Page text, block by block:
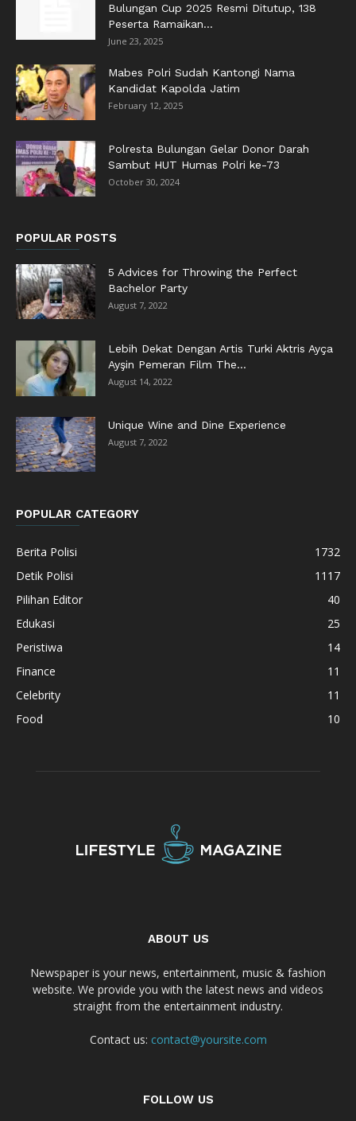
Bulungan Cup 2025 Resmi Ditutup, 138
Peserta Ramaikan...
June 23, 2025
Mabes Polri Sudah Kantongi Nama
Kandidat Kapolda Jatim
February 12, 2025
Polresta Bulungan Gelar Donor Darah
Sambut HUT Humas Polri ke-73
October 30, 2024
POPULAR POSTS
5 Advices for Throwing the Perfect
Bachelor Party
August 7, 2022
Lebih Dekat Dengan Artis Turki Aktris Ayça
Ayşin Pemeran Film The...
August 14, 2022
Unique Wine and Dine Experience
August 7, 2022
POPULAR CATEGORY
Berita Polisi
1732
Detik Polisi
1117
Pilihan Editor
40
Edukasi
25
Peristiwa
14
Finance
11
Celebrity
11
Food
10
ABOUT US
Newspaper is your news, entertainment, music & fashion
website. We provide you with the latest news and videos
straight from the entertainment industry.
Contact us: contact@yoursite.com
FOLLOW US